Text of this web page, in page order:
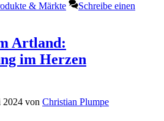
& Märkte
Schreibe einen
Artland:
im Herzen
2024 von Christian Plumpe